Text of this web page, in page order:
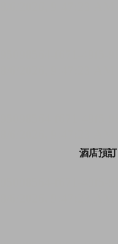
酒店預訂